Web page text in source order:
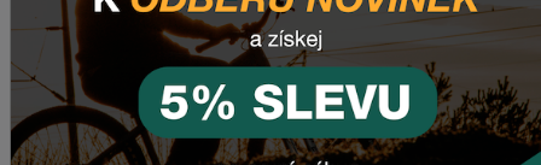
1 633,93 Kč
Dámsky dres CRUSSIS
1 633,93 Kč